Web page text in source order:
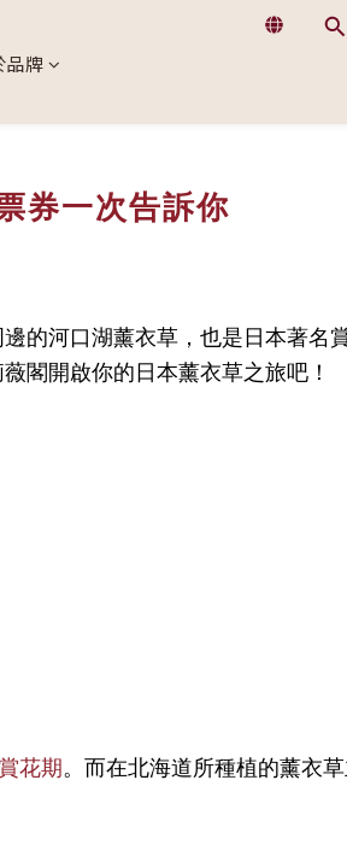
品牌
券一次告訴你
的河口湖薰衣草，也是日本著名
閣 開啟你的日本薰衣草之旅吧！
花期。而在北海道所種植的薰衣